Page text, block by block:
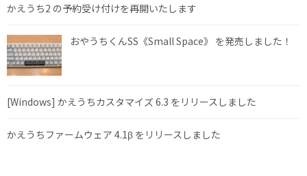
かえうち2 の予約受け付けを再開いたします
おやうちくんSS《Small Space》 を発売しました！
[Windows] かえうちカスタマイズ 6.3 をリリースしました
かえうちファームウェア 4.1β をリリースしました